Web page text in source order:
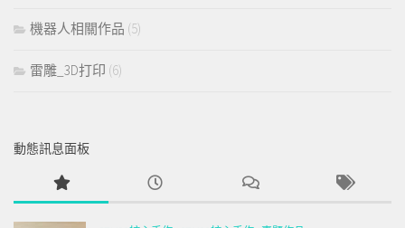
機器人相關作品 (5)
雷雕_3D打印 (6)
動態訊息面板